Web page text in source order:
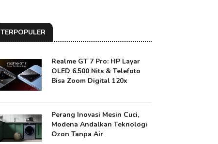
TERPOPULER
Realme GT 7 Pro: HP Layar
OLED 6.500 Nits & Telefoto
Bisa Zoom Digital 120x
Perang Inovasi Mesin Cuci,
Modena Andalkan Teknologi
Ozon Tanpa Air